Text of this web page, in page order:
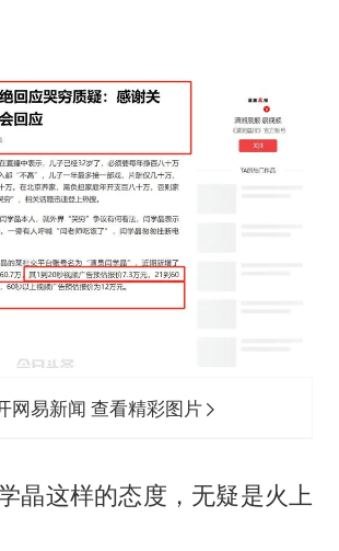
网易新闻 查看精彩图片
晶这样的态度，无疑是火上